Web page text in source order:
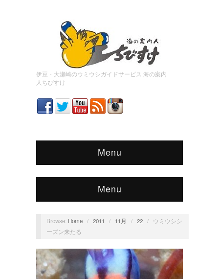
伊豆・大瀬崎のウミウシガイドサービス 海の案内
人ちびすけ
Menu
Menu
Browse: Home / 2011 / 11月 / 22 /
ウミウシシ
ーズン来たる